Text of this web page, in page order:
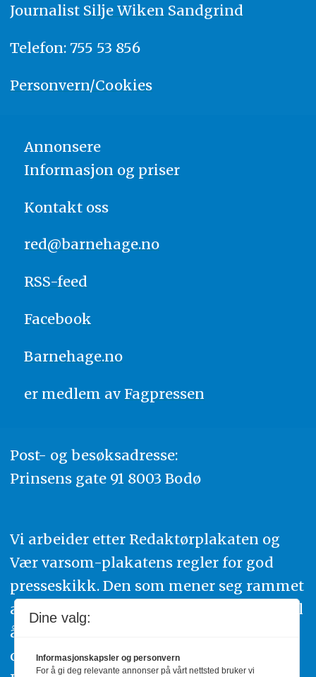
Journalist Silje Wiken Sandgrind
Telefon: 755 53 856
Personvern/Cookies
Annonsere
Informasjon og priser
Kontakt oss
red@barnehage.no
RSS-feed
Facebook
Barnehage.no
er medlem av Fagpressen
Post- og besøksadresse:
Prinsens gate 91 8003 Bodø
Vi arbeider etter Redaktørplakaten og
Vær varsom-plakatens regler for god
presseskikk. Den som mener seg rammet
av urettmessig publisering, oppfordres til
å ta kontakt med redaksjonen. Du kan
også klage inn saker til Pressens Faglige
Dine valg:
Informasjonskapsler og personvern
For å gi deg relevante annonser på vårt nettsted bruker vi